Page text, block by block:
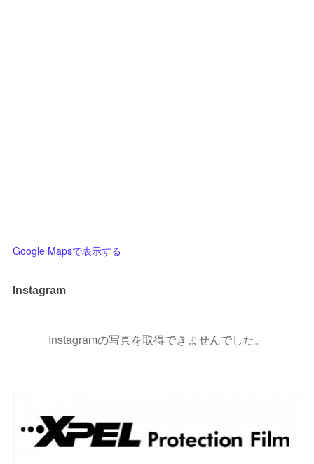
Google Mapsで表示する
Instagram
Instagramの写真を取得できませんでした。